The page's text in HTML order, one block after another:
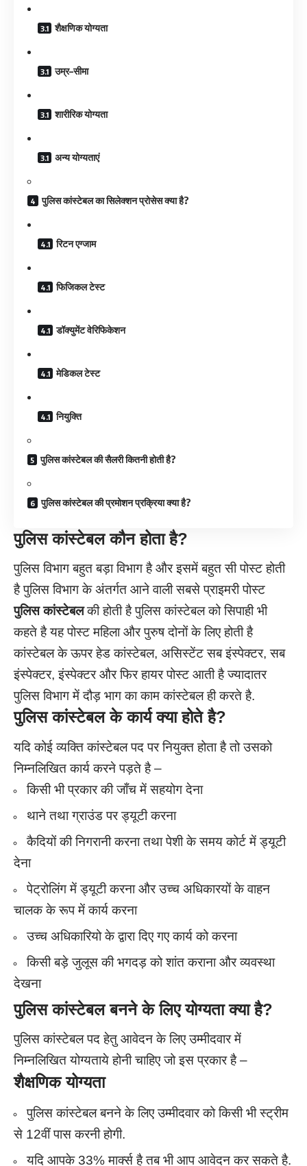
शैक्षणिक योग्यता
उम्र–सीमा
शारीरिक योग्यता
अन्य योग्यताएं
पुलिस कांस्टेबल का सिलेक्शन प्रोसेस क्या है?
रिटन एग्जाम
फिजिकल टेस्ट
डॉक्युमेंट वेरिफिकेशन
मेडिकल टेस्ट
नियुक्ति
पुलिस कांस्टेबल की सैलरी कितनी होती है?
पुलिस कांस्टेबल की प्रमोशन प्रक्रिया क्या है?
पुलिस कांस्टेबल कौन होता है?
पुलिस विभाग बहुत बड़ा विभाग है और इसमें बहुत सी पोस्ट होती
है पुलिस विभाग के अंतर्गत आने वाली सबसे प्राइमरी पोस्ट
पुलिस कांस्टेबलकी होती है पुलिस कांस्टेबल को सिपाही भी
कहते है यह पोस्ट महिला और पुरुष दोनों के लिए होती है
कांस्टेबल के ऊपर हेड कांस्टेबल, असिस्टेंट सब इंस्पेक्टर, सब
इंस्पेक्टर, इंस्पेक्टर और फिर हायर पोस्ट आती है ज्यादातर
पुलिस विभाग में दौड़ भाग का काम कांस्टेबल ही करते है.
पुलिस कांस्टेबल के कार्य क्या होते है?
यदि कोई व्यक्ति कांस्टेबल पद पर नियुक्त होता है तो उसको
निम्नलिखित कार्य करने पड़ते है –
किसी भी प्रकार की जाँच में सहयोग देना
थाने तथा ग्राउंड पर ड्यूटी करना
कैदियों की निगरानी करना तथा पेशी के समय कोर्ट में ड्यूटी
देना
पेट्रोलिंग में ड्यूटी करना और उच्च अधिकारयों के वाहन
चालक के रूप में कार्य करना
उच्च अधिकारियो के द्वारा दिए गए कार्य को करना
किसी बड़े जुलूस की भगदड़ को शांत कराना और व्यवस्था
देखना
पुलिस कांस्टेबल बनने के लिए योग्यता क्या है?
पुलिस कांस्टेबल पद हेतु आवेदन के लिए उम्मीदवार में
निम्नलिखित योग्यताये होनी चाहिए जो इस प्रकार है –
शैक्षणिक योग्यता
पुलिस कांस्टेबल बनने के लिए उम्मीदवार को किसी भी स्ट्रीम
से 12वीं पास करनी होगी.
यदि आपके 33% मार्क्स है तब भी आप आवेदन कर सकते है.